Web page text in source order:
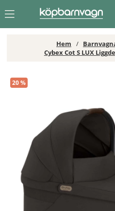
Hem
Cybex Cot S LUX
20
Cybex Cot S LUX Liggdel Chocolate